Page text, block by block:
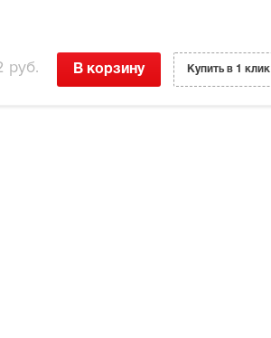
руб. В корзину Купить в 1 клик